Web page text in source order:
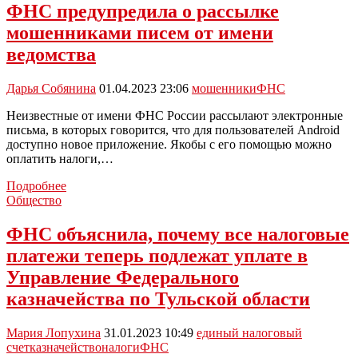
Гостехнадзора
и
проведут
ФНС предупредила о рассылке
мошенниками писем от имени
ведомства
Дарья Собянина 01.04.2023 23:06 мошенникиФНС
Неизвестные от имени ФНС России рассылают электронные
письма, в которых говорится, что для пользователей Android
доступно новое приложение. Якобы с его помощью можно
оплатить налоги,…
ПодробнееФНС
рассылке
мошенниками
писем
имени
ведомства
Общество
ФНС объяснила, почему все налоговые
платежи теперь подлежат уплате в
Управление Федерального
казначейства по Тульской области
Мария Лопухина 31.01.2023 10:49 единый налоговый
счетказначействоналогиФНС